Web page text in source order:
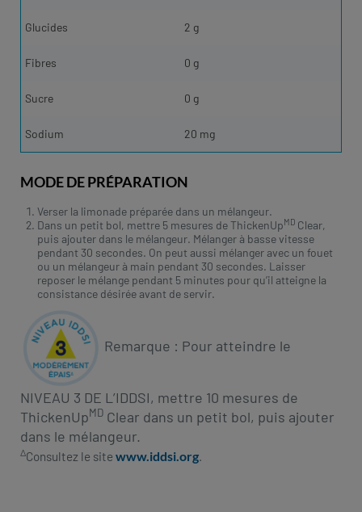
Glucides 2 g
Fibres 0 g
Sucre 0 g
Sodium 20 mg
MODE DE PRÉPARATION
Verser la limonade préparée dans un mélangeur.
Dans un petit bol, mettre 5 mesures de ThickenUpMD Clear,
puis ajouter dans le mélangeur. Mélanger à basse vitesse
pendant 30 secondes. On peut aussi mélanger avec un fouet
ou un mélangeur à main pendant 30 secondes. Laisser
reposer le mélange pendant 5 minutes pour qu’il atteigne la
consistance désirée avant de servir.
Remarque : Pour atteindre le
NIVEAU 3 DE L’IDDSI, mettre 10 mesures de
ThickenUpMD Clear dans un petit bol, puis ajouter
dans le mélangeur.
∆Consultez le site www.iddsi.org.